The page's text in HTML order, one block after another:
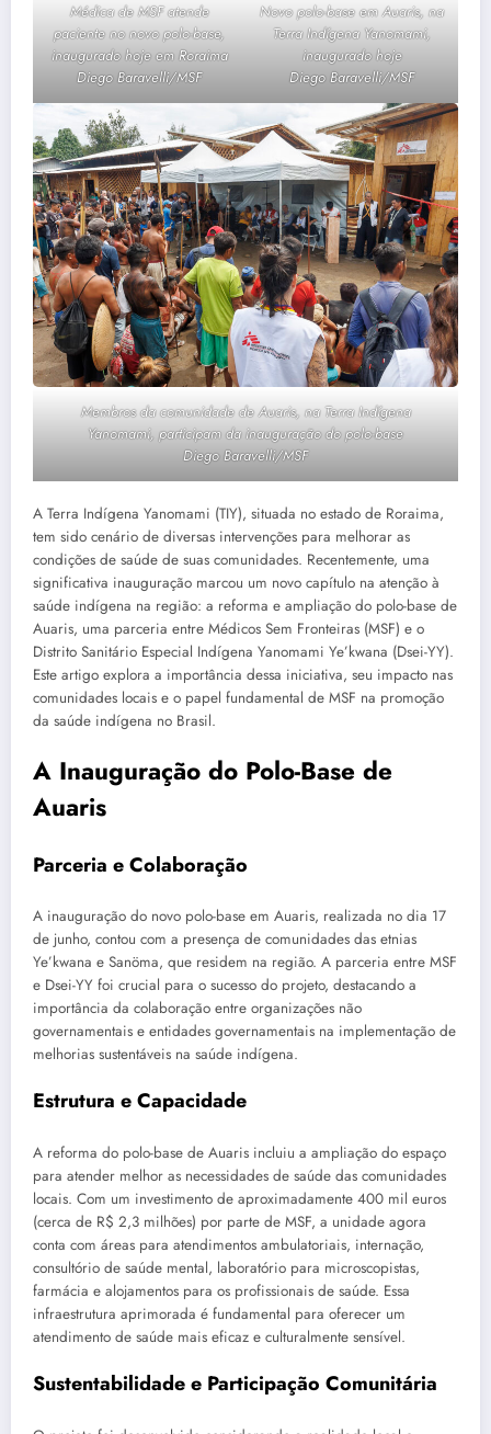
Médica de MSF atende
paciente no novo polo-base,
inaugurado hoje em Roraima
Diego Baravelli/MSF
Novo polo-base em Auaris, na
Terra Indígena Yanomami,
inaugurado hoje
Diego Baravelli/MSF
Membros da comunidade de Auaris, na Terra Indígena
Yanomami, participam da inauguração do polo-base
Diego Baravelli/MSF
A Terra Indígena Yanomami (TIY), situada no estado de Roraima,
tem sido cenário de diversas intervenções para melhorar as
condições de saúde de suas comunidades. Recentemente, uma
significativa inauguração marcou um novo capítulo na atenção à
saúde indígena na região: a reforma e ampliação do polo-base de
Auaris, uma parceria entre Médicos Sem Fronteiras (MSF) e o
Distrito Sanitário Especial Indígena Yanomami Ye’kwana (Dsei-YY).
Este artigo explora a importância dessa iniciativa, seu impacto nas
comunidades locais e o papel fundamental de MSF na promoção
da saúde indígena no Brasil.
A Inauguração do Polo-Base de
Auaris
Parceria e Colaboração
A inauguração do novo polo-base em Auaris, realizada no dia 17
de junho, contou com a presença de comunidades das etnias
Ye’kwana e Sanöma, que residem na região. A parceria entre MSF
e Dsei-YY foi crucial para o sucesso do projeto, destacando a
importância da colaboração entre organizações não
governamentais e entidades governamentais na implementação de
melhorias sustentáveis na saúde indígena.
Estrutura e Capacidade
A reforma do polo-base de Auaris incluiu a ampliação do espaço
para atender melhor as necessidades de saúde das comunidades
locais. Com um investimento de aproximadamente 400 mil euros
(cerca de R$ 2,3 milhões) por parte de MSF, a unidade agora
conta com áreas para atendimentos ambulatoriais, internação,
consultório de saúde mental, laboratório para microscopistas,
farmácia e alojamentos para os profissionais de saúde. Essa
infraestrutura aprimorada é fundamental para oferecer um
atendimento de saúde mais eficaz e culturalmente sensível.
Sustentabilidade e Participação Comunitária